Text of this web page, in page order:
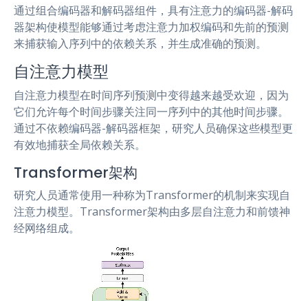
通过组合编码器和解码器组件，具有注意力的编码器-解码
器架构使模型能够通过考虑注意力加权编码和先前的预测
来捕获输入序列中的依赖关系，并生成准确的预测。
自注意力模型
自注意力模型在时间序列预测中变得越来越受欢迎，因为
它们允许每个时间步骤关注同一序列中的其他时间步骤。
通过不依赖编码器-解码器框架，研究人员确保这些模型更
有效地捕获全局依赖关系。
Transformer架构
研究人员通常使用一种称为Transformer的机制来实现自
注意力模型。Transformer架构由多层自注意力和前馈神
经网络组成。